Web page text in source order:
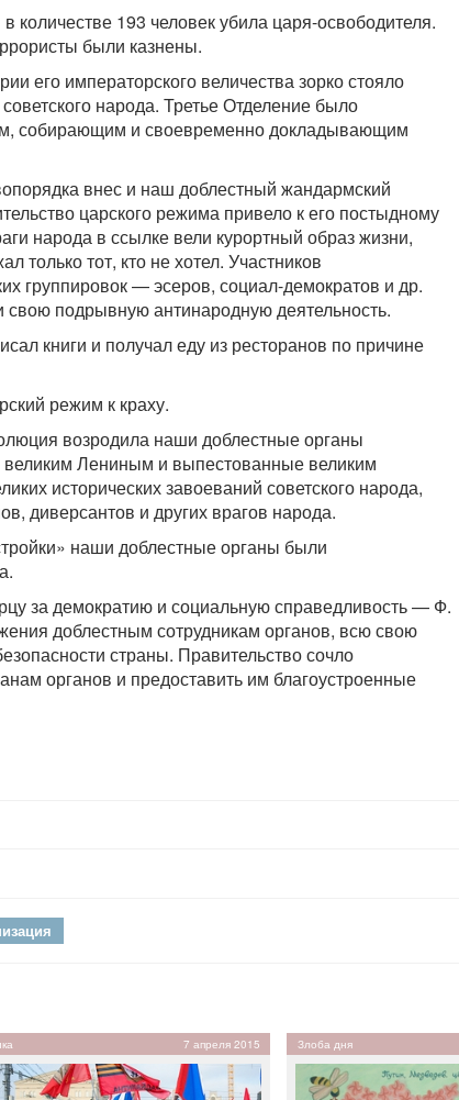
193 человек убила царя-освободителя.
были казнены.
его императорского величества зорко стояло
народа. Третье Отделение было
собирающим и своевременно докладывающим
внес и наш доблестный жандармский
царского режима привело к его постыдному
народа в ссылке вели курортный образ жизни,
только тот, кто не хотел. Участников
группировок — эсеров, социал-демократов и др.
свою подрывную антинародную деятельность.
книги и получал еду из ресторанов по причине
режим к краху.
возродила наши доблестные органы
Лениным и выпестованные великим
исторических завоеваний советского народа,
диверсантов и других врагов народа.
наши доблестные органы были
за демократию и социальную справедливость — Ф.
доблестным сотрудникам органов, всю свою
страны. Правительство сочло
органов и предоставить им благоустроенные
7 апреля 2015 Злоба дня